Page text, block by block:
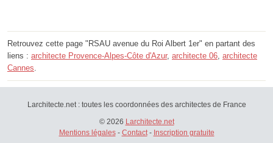
Retrouvez cette page "RSAU avenue du Roi Albert 1er" en partant des
liens : architecte Provence-Alpes-Côte d'Azur, architecte 06, architecte
Cannes.
Larchitecte.net : toutes les coordonnées des architectes de France
© 2026 Larchitecte.net
Mentions légales- Contact- Inscription gratuite